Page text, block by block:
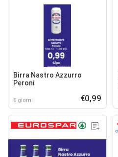
Birra Nastro Azzurro
Peroni
6 giorni €0,99